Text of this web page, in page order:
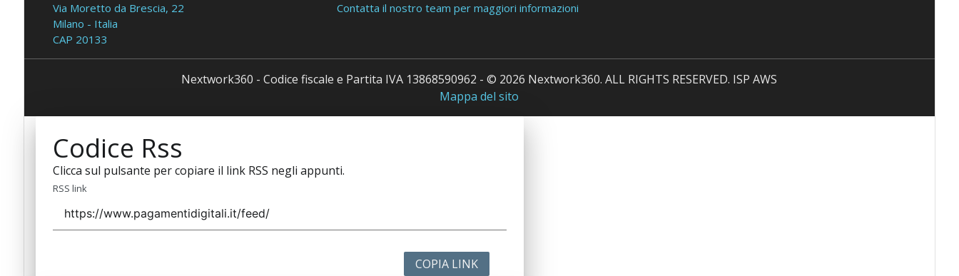
Via Moretto da Brescia, 22
Milano - Italia
CAP 20133
Contatta il nostro team per maggiori informazioni
Nextwork360 - Codice fiscale e Partita IVA 13868590962 - © 2026 Nextwork360. ALL RIGHTS RESERVED. ISP AWS
Mappa del sito
Codice Rss
Clicca sul pulsante per copiare il link RSS negli appunti.
RSS link
COPIA LINK